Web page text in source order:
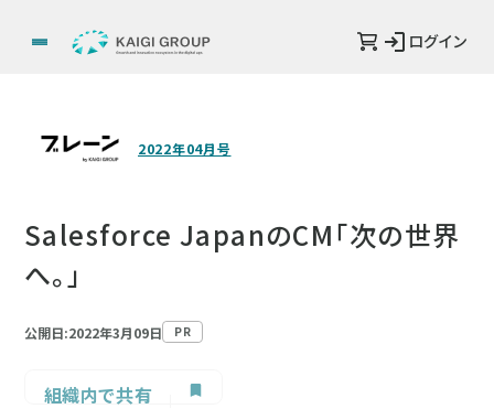
ログイン
2022年04月号
Salesforce JapanのCM「次の世界
へ。」
公開日:2022年3月09日 PR
組織内で共有